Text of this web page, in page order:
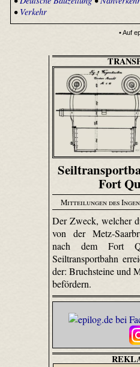
• Verkehr
• Auf
Fort
Mitteilungen des
Der Zweck, welcher
von der Metz-
nach dem Fort
Seiltransportbahn
der: Bruchsteine und
befördern.